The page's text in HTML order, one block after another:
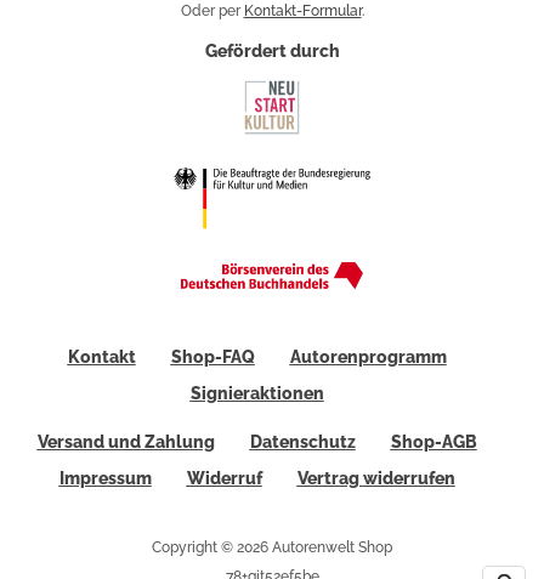
Oder per Kontakt-Formular.
Gefördert durch
Kontakt Shop-FAQ
Autorenprogramm
Signieraktionen
Versand und Zahlung Datenschutz
Shop-AGB
Impressum
Widerruf Vertrag widerrufen
Copyright © 2026 Autorenwelt Shop